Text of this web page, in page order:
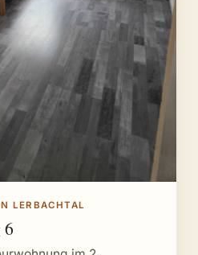
LERBACHTAL
6